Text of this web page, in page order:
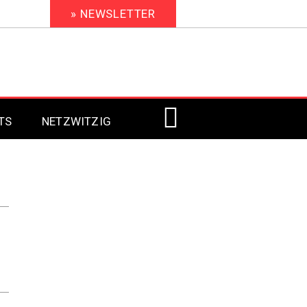
» NEWSLETTER
Signage 2019
NETZWITZIG